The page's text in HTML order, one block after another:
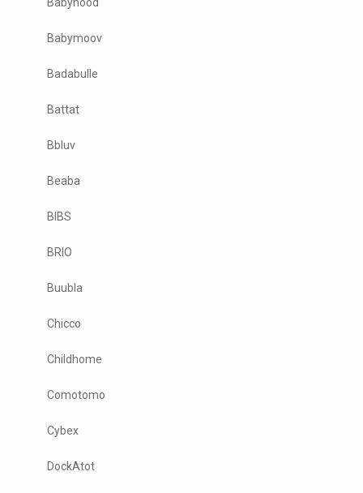
Babyhood
Babymoov
Badabulle
Battat
Bbluv
Beaba
BIBS
BRIO
Buubla
Chicco
Childhome
Comotomo
Cybex
DockAtot